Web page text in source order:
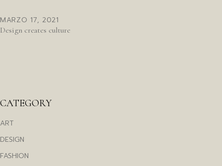
MARZO 17, 2021
Design creates culture
CATEGORY
ART
DESIGN
FASHION